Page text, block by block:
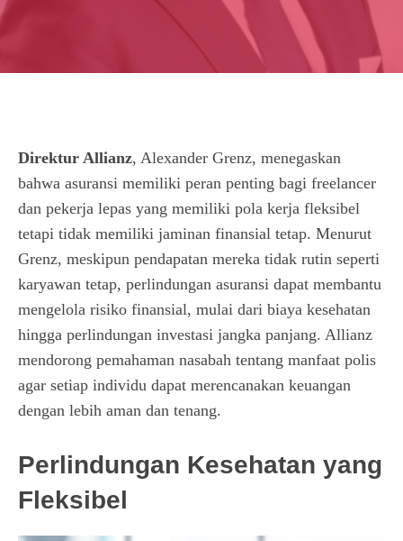
Direktur Allianz, Alexander Grenz, menegaskan
bahwa asuransi memiliki peran penting bagi freelancer
dan pekerja lepas yang memiliki pola kerja fleksibel
tetapi tidak memiliki jaminan finansial tetap. Menurut
Grenz, meskipun pendapatan mereka tidak rutin seperti
karyawan tetap, perlindungan asuransi dapat membantu
mengelola risiko finansial, mulai dari biaya kesehatan
hingga perlindungan investasi jangka panjang. Allianz
mendorong pemahaman nasabah tentang manfaat polis
agar setiap individu dapat merencanakan keuangan
dengan lebih aman dan tenang.
Perlindungan Kesehatan yang
Fleksibel